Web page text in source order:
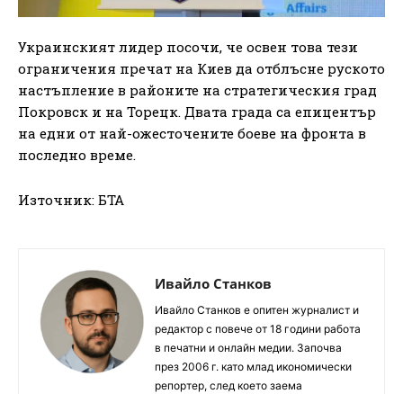
Украинският лидер посочи, че освен това тези
ограничения пречат на Киев да отблъсне руското
настъпление в районите на стратегическия град
Покровск и на Торецк. Двата града са епицентър
на едни от най-ожесточените боеве на фронта в
последно време.
Източник: БТА
Ивайло Станков
Ивайло Станков е опитен журналист и
редактор с повече от 18 години работа
в печатни и онлайн медии. Започва
през 2006 г. като млад икономически
репортер, след което заема